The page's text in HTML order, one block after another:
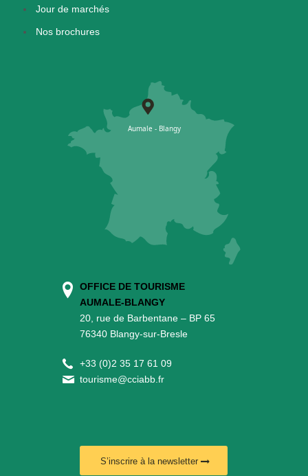
Jour de marchés
Nos brochures
OFFICE DE TOURISME
AUMALE-BLANGY
20, rue de Barbentane – BP 65
76340 Blangy-sur-Bresle
+33 (0)2 35 17 61 09
tourisme@cciabb.fr
S’inscrire à la newsletter